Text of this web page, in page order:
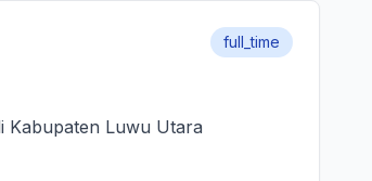
full_time
Kabupaten Luwu Utara